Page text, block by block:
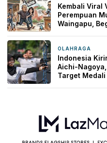
Kembali Viral
Perempuan
Waingapu,
OLAHRAGA
Indonesia
Aichi-
Target Medali